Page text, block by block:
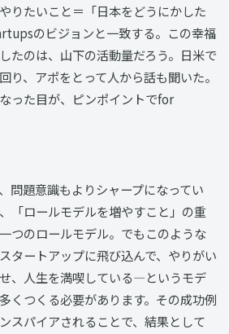
りたいこと＝「日本をどうにかした
のビジョンと一致する。この幸福
たのは、山下の活動量だろう。日米で
り、アポをとって人から話も聞いた。
った目が、ピンポイントでfor
問題意識もよりシャープになってい
「ロールモデルを増やすこと」の重
つのロールモデル。でもこのような
タートアップに飛び込んで、やりがい
、人生を満喫している―というモデ
くつくる必要があります。その成功例
スパイアされることで、結果として